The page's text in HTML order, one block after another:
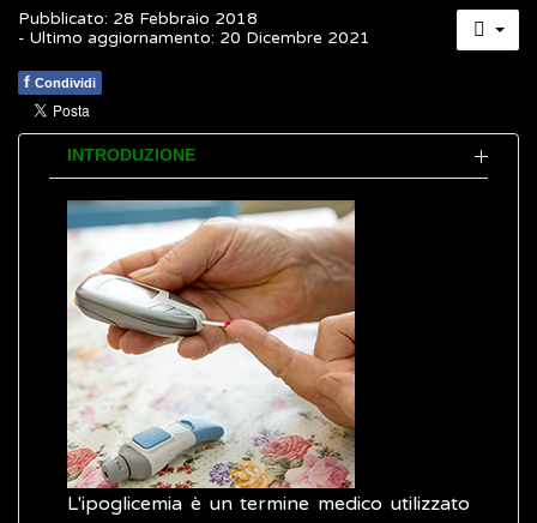
Pubblicato: 28 Febbraio 2018
- Ultimo aggiornamento: 20 Dicembre 2021
f Condividi
INTRODUZIONE
L'ipoglicemia è un termine medico utilizzato